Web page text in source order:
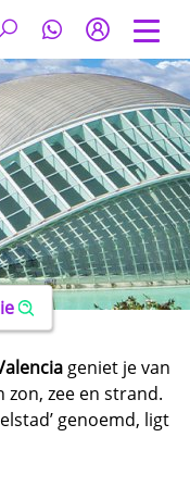
geniet je van
zon, zee en strand.
genoemd, ligt
highlights. Het
om iets mee te